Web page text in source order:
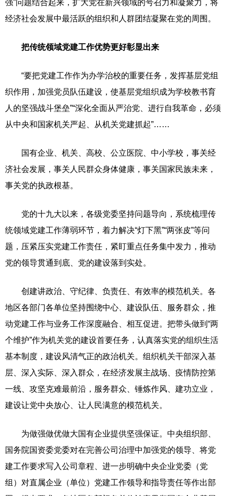
强”问题结合起来，扩大党在新兴领域的号召力和凝聚力，将
经济社会发展中最活跃的组织和人群团结凝聚在党的周围。
把传统领域党建工作优势更好彰显出来
“要把党建工作作为办学治校的重要任务，发挥基层党组
织作用，加强党员队伍建设，使基层党组织成为学校教书育
人的坚强战斗堡垒”“深化全面从严治党、进行自我革命，必须
从中央和国家机关严起、从机关党建抓起”……
国有企业、机关、高校、公立医院、中小学校，事关经
济社会发展，事关人民群众身体健康，事关国家民族未来，
事关党的执政根基。
党的十九大以来，各级党委坚持问题导向，系统梳理传
统领域党建工作薄弱环节，着力解决“灯下黑”“两张皮”等问
题，压紧压实党建工作责任，紧盯重点任务集中发力，推动
党的领导贯通到底、党的建设落到实处。
创建讲政治、守纪律、负责任、有效率的模范机关。各
地区各部门各单位坚持围绕中心、建设队伍、服务群众，推
动党建工作与业务工作深度融合、相互促进。把带头做到“两
个维护”作为机关党的建设首要任务，认真落实党的组织生活
基本制度，建设风清气正的政治机关。组织机关干部深入基
层、深入实际、深入群众，在经济发展主战场、疫情防控第
一线、攻坚克难最前沿，服务群众、锤炼作风、建功立业，
建设让党中央放心、让人民满意的模范机关。
为做强做优做大国有企业提供坚强保证。中央组织部、
国务院国资委党委对在完善公司治理中加强党的领导、将党
建工作要求写入公司章程、进一步明确中央企业党委（党
组）对直属企业（单位）党建工作领导和指导责任等作出部